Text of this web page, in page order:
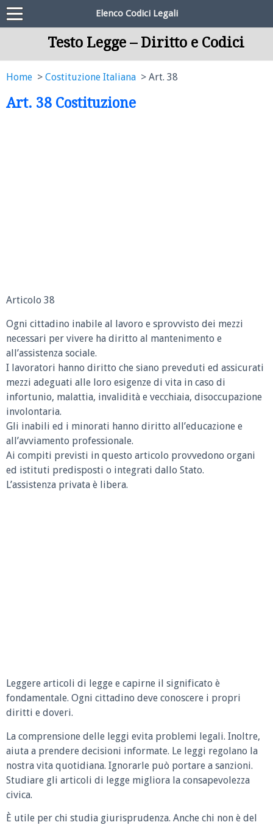
Elenco Codici Legali
Testo Legge – Diritto e Codici
Home Costituzione Italiana Art. 38
Art. 38 Costituzione
Articolo 38
Ogni cittadino inabile al lavoro e sprovvisto dei mezzi
necessari per vivere ha diritto al mantenimento e
all’assistenza sociale.
I lavoratori hanno diritto che siano preveduti ed assicurati
mezzi adeguati alle loro esigenze di vita in caso di
infortunio, malattia, invalidità e vecchiaia, disoccupazione
involontaria.
Gli inabili ed i minorati hanno diritto all’educazione e
all’avviamento professionale.
Ai compiti previsti in questo articolo provvedono organi
ed istituti predisposti o integrati dallo Stato.
L’assistenza privata è libera.
Leggere articoli di legge e capirne il significato è
fondamentale. Ogni cittadino deve conoscere i propri
diritti e doveri.
La comprensione delle leggi evita problemi legali. Inoltre,
aiuta a prendere decisioni informate. Le leggi regolano la
nostra vita quotidiana. Ignorarle può portare a sanzioni.
Studiare gli articoli di legge migliora la consapevolezza
civica.
È utile per chi studia giurisprudenza. Anche chi non è del